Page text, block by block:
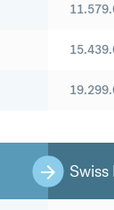
Swiss